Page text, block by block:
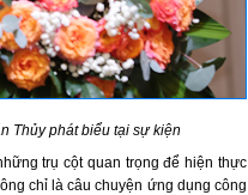
Thủy phát biểu tại sự kiện
trụ cột quan trọng để hiện thực
chỉ là câu chuyện ứng dụng công